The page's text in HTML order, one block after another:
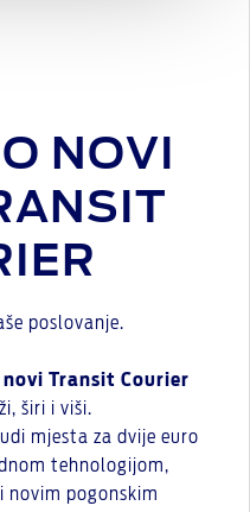
NOVI
poslovanje.
novi Transit Courier
širi i viši.
mjesta za dvije euro
tehnologijom,
novim pogonskim